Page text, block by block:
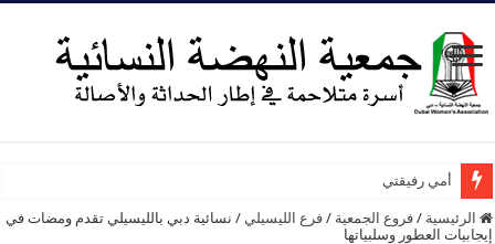
أمي رفيقتي
الرئيسية / فروع الجمعية / فرع الليسيلي / نسائية دبي بالليسيلي تقدم ومضات في
إيجابيات العطور وسلبياتها